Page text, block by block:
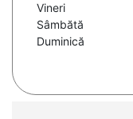
Vineri
Sâmbătă
Duminică